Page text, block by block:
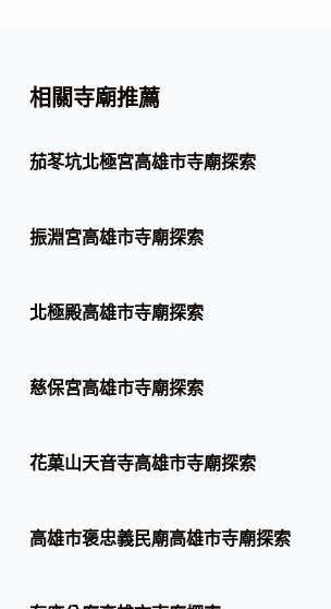
相關寺廟推薦
茄苳坑北極宮高雄市寺廟探索
振淵宮高雄市寺廟探索
北極殿高雄市寺廟探索
慈保宮高雄市寺廟探索
花菓山天音寺高雄市寺廟探索
高雄市褒忠義民廟高雄市寺廟探索